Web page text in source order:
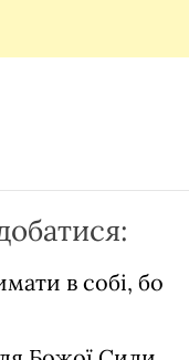
в собі, бо